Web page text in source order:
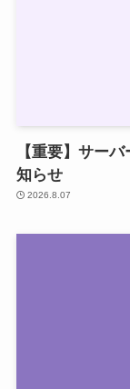
【重要】サー
知らせ
2026.8.07